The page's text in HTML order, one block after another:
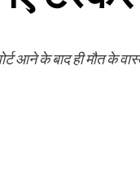
आने के बाद ही मौत के